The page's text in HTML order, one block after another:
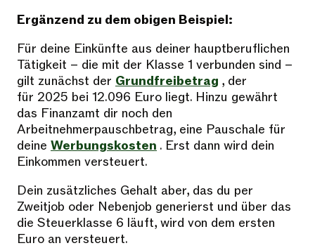
Ergänzend zu dem obigen Beispiel:
Für deine Einkünfte aus deiner hauptberuflichen
Tätigkeit – die mit der Klasse 1 verbunden sind –
gilt zunächst der Grundfreibetrag , der
für 2025 bei 12.096 Euro liegt. Hinzu gewährt
das Finanzamt dir noch den
Arbeitnehmerpauschbetrag, eine Pauschale für
deine Werbungskosten . Erst dann wird dein
Einkommen versteuert.
Dein zusätzliches Gehalt aber, das du per
Zweitjob oder Nebenjob generierst und über das
die Steuerklasse 6 läuft, wird von dem ersten
Euro an versteuert.